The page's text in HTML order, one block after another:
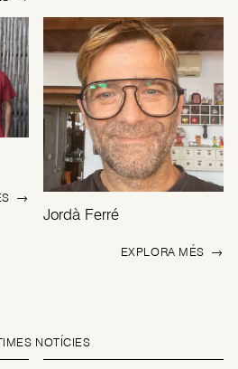
→
Jordà Ferré
EXPLORA MÉS →
NOTÍCIES